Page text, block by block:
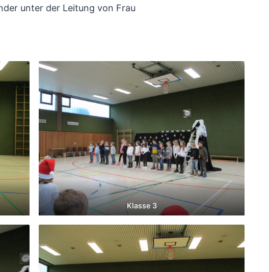
unter der Leitung von Frau
Klasse 3